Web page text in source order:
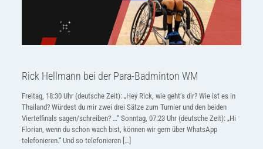
Rick Hellmann bei der Para-Badminton WM
Freitag, 18:30 Uhr (deutsche Zeit): „Hey Rick, wie geht’s dir? Wie ist es in
Thailand? Würdest du mir zwei drei Sätze zum Turnier und den beiden
Viertelfinals sagen/schreiben? …“ Sonntag, 07:23 Uhr (deutsche Zeit): „Hi
Florian, wenn du schon wach bist, können wir gern über WhatsApp
telefonieren.“ Und so telefonieren[…]